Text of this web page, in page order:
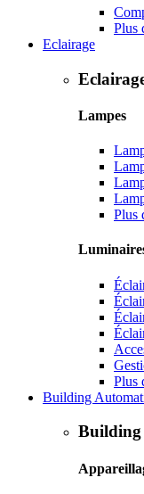
Plus
Eclairage
Lampes
Plus
Plus
Building